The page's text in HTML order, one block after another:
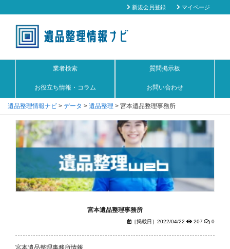
新規会員登録 マイページ
業者検索 質問掲示板
お役立ち情報・コラム お問い合わせ
遺品整理情報ナビ > データ > 遺品整理 > 宮本遺品整理事務所
宮本遺品整理事務所
［掲載日］2022/04/22 207 0
宮本遺品整理事務所情報